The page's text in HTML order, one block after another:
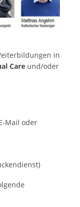
in
Care und/oder
Mail oder